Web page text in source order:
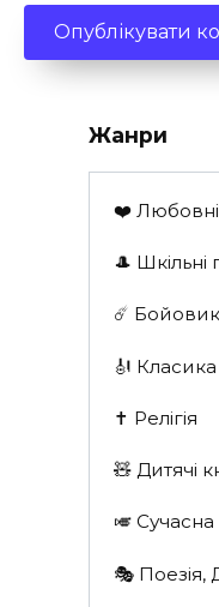
Жанри
❤️
🎩 Шкільні
☄️
🎻 Класика
✝️ Релігія
🧸 Дитячі
🎺
🎭 Поезія,